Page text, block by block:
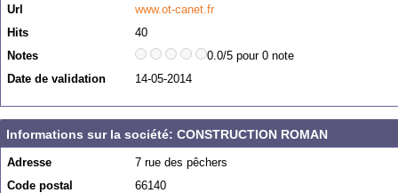
Url
www.ot-canet.fr
Hits
40
Notes
0.0/5 pour 0 note
Date de validation
14-05-2014
Informations sur la société: CONSTRUCTION ROMAN
Adresse
7 rue des pêchers
Code postal
66140